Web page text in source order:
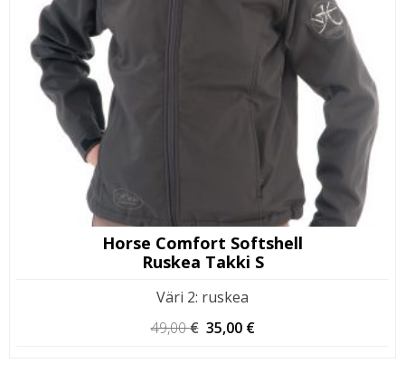
Horse Comfort Softshell
Ruskea Takki S
Väri 2: ruskea
49,00€ Alkuperäinen
35,00 €